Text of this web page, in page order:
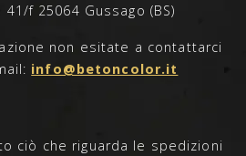
f 25064 Gussago (BS)
non esitate a contattarci
info@betoncolor.it
ciò che riguarda le spedizioni